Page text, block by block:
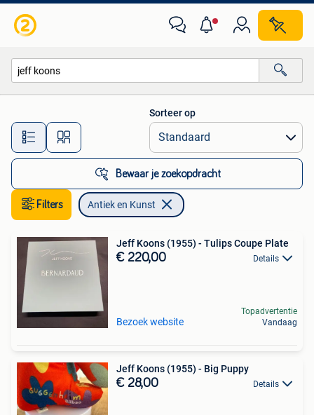
Alle afstanden…
Sorteer op
Bewaar je zoekopdracht
Filters Antiek en Kunst
Jeff Koons (1955) - Tulips Coupe Plate
€ 220,00 Details
Bezoek website
Topadvertentie
Vandaag
Jeff Koons (1955) - Big Puppy
€ 28,00 Details